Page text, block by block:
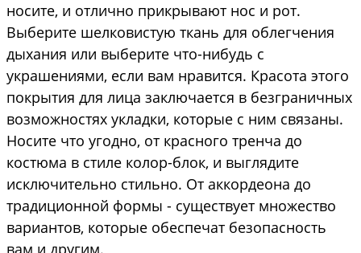
носите, и отлично прикрывают нос и рот.
Выберите шелковистую ткань для облегчения
дыхания или выберите что-нибудь с
украшениями, если вам нравится. Красота этого
покрытия для лица заключается в безграничных
возможностях укладки, которые с ним связаны.
Носите что угодно, от красного тренча до
костюма в стиле колор-блок, и выглядите
исключительно стильно. От аккордеона до
традиционной формы - существует множество
вариантов, которые обеспечат безопасность
вам и другим.